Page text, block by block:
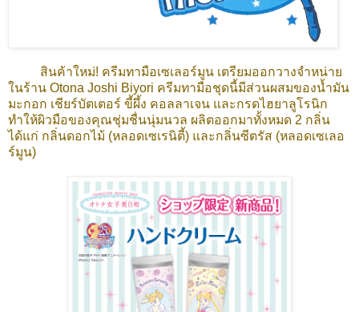
สินค้าใหม่! ครีมทามือเซเลอร์มูน เตรียมออกวางจำหน่าย
ในร้าน Otona Joshi Biyori ครีมทามือชุดนี้มีส่วนผสมของน้ำมัน
มะกอก เชียร์บัตเตอร์ ขี้ผึ้ง คอลลาเจน และกรดไฮยาลูโรนิก
ทำให้ผิวมือของคุณชุ่มชื่นนุ่มนวล ผลิตออกมาทั้งหมด 2 กลิ่น
ได้แก่ กลิ่นดอกไม้ (หลอดเซเรนิตี้) และกลิ่นซีตรัส (หลอดเซเลอ
ร์มูน)